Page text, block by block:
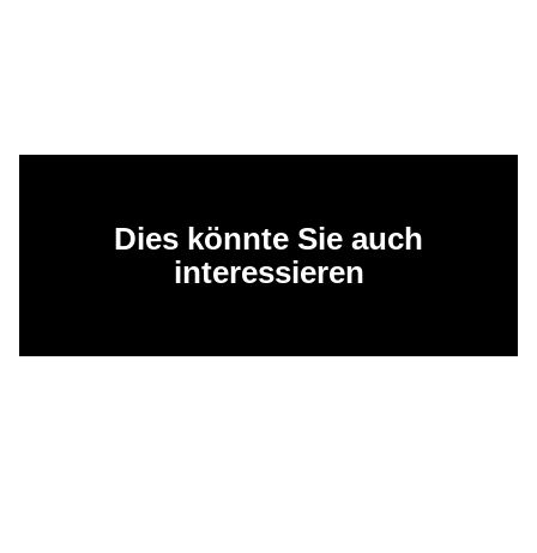
Dies könnte Sie auch
interessieren